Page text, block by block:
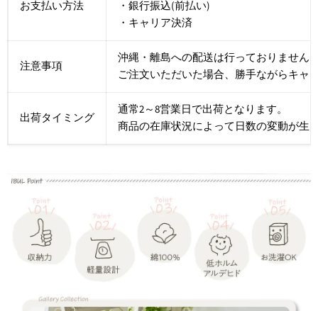
お支払い方法
・銀行振込(前払い)
・キャリア決済
注意事項
沖縄・離島への配送は行っておりません
ご注文いただいた場合、勝手ながらキャ
出荷タイミング
通常2～8営業日で出荷となります。
商品の在庫状況によって日数の変動が生